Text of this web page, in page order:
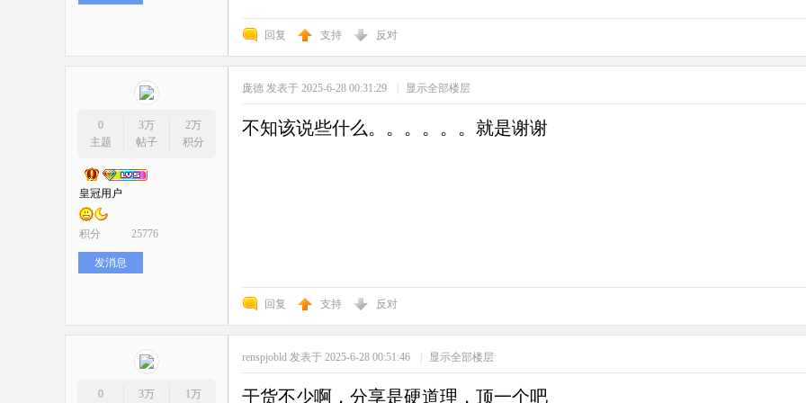
回复 支持 反对
0
主题
3万
帖子
2万
积分
皇冠用户
积分 25776
发消息
庞德 发表于 2025-6-28 00:31:29 | 显示全部楼层
不知该说些什么。。。。。。就是谢谢
回复 支持 反对
0
3万
1万
renspjobld 发表于 2025-6-28 00:51:46 | 显示全部楼层
干货不少啊，分享是硬道理，顶一个吧